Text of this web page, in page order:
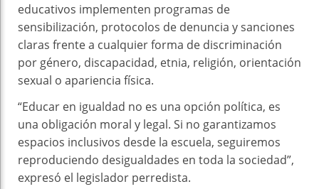
educativos implementen programas de
sensibilización, protocolos de denuncia y sanciones
claras frente a cualquier forma de discriminación
por género, discapacidad, etnia, religión, orientación
sexual o apariencia física.
“Educar en igualdad no es una opción política, es
una obligación moral y legal. Si no garantizamos
espacios inclusivos desde la escuela, seguiremos
reproduciendo desigualdades en toda la sociedad”,
expresó el legislador perredista.